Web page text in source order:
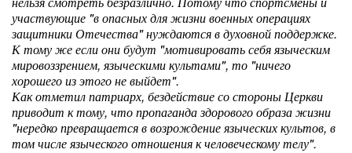
участвующие "в опасных для жизни военных операциях
защитники Отечества" нуждаются в духовной поддержке.
К тому же если они будут "мотивировать себя языческим
мировоззрением, языческими культами", то "ничего
хорошего из этого не выйдет".
Как отметил патриарх, бездействие со стороны Церкви
приводит к тому, что пропаганда здорового образа жизни
"нередко превращается в возрождение языческих культов, в
том числе языческого отношения к человеческому телу".